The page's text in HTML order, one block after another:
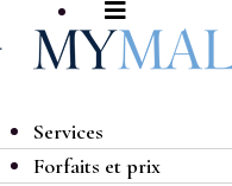
Services
Forfaits et prix